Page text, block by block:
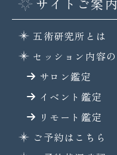
サイトご案内
五術研究所とは
セッション内容
サロン鑑定
イベント鑑定
リモート鑑定
ご予約はこちら